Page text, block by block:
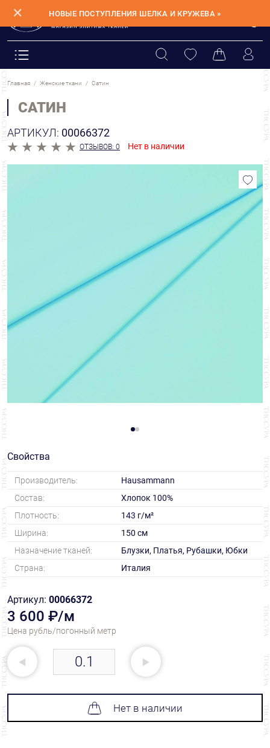
✕ НОВЫЕ ПОСТУПЛЕНИЯ ШЕЛКА И КРУЖЕВА »
Главная Женские ткани Сатин
САТИН
АРТИКУЛ: 00066372
ОТЗЫВОВ: 0 Нет в наличии
Свойства
Производитель:
Hausammann
Состав:
Хлопок 100%
Плотность:
143 г/м²
Ширина:
150 см
Назначение тканей:
Блузки, Платья, Рубашки, Юбки
Страна:
Италия
Артикул: 00066372
3 600 ₽/м
Цена рубль/погонный метр
Нет в наличии